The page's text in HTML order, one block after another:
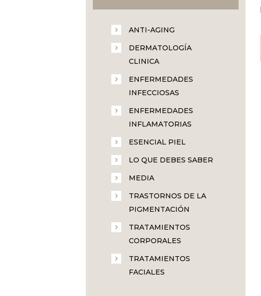
ANTI-AGING
DERMATOLOGÍA
CLINICA
ENFERMEDADES
INFECCIOSAS
ENFERMEDADES
INFLAMATORIAS
ESENCIAL PIEL
LO QUE DEBES SABER
MEDIA
TRASTORNOS DE LA
PIGMENTACIÓN
TRATAMIENTOS
CORPORALES
TRATAMIENTOS
FACIALES